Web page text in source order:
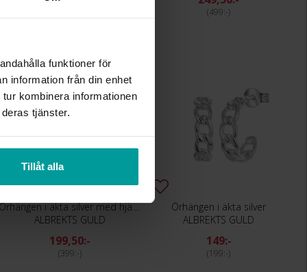
funktioner för
information från din enhet
kombinera informationen
tjänster.
Tillåt alla
499:-
REA
Örhängen i äkta silver med hjärta
ALBREKTS GULD
199,50:-
399:-
Örhängen i äkta silver
ALBREKTS GULD
149:-
199:-